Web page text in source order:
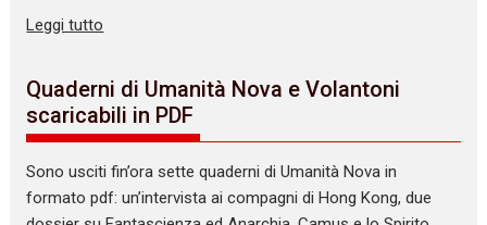
Leggi tutto
Quaderni di Umanità Nova e Volantoni
scaricabili in PDF
Sono usciti fin’ora sette quaderni di Umanità Nova in
formato pdf: un’intervista ai compagni di Hong Kong, due